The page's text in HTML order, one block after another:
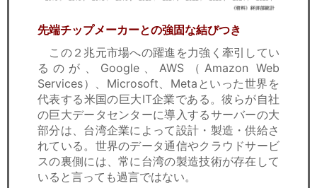
先端チップメーカーとの強固な結びつき
この２兆元市場への躍進を力強く牽引してい
るのが、Google、AWS（Amazon Web
Services）、Microsoft、Metaといった世界を
代表する米国の巨大IT企業である。彼らが自社
の巨大データセンターに導入するサーバーの大
部分は、台湾企業によって設計・製造・供給さ
れている。世界のデータ通信やクラウドサービ
スの裏側には、常に台湾の製造技術が存在して
いると言っても過言ではない。